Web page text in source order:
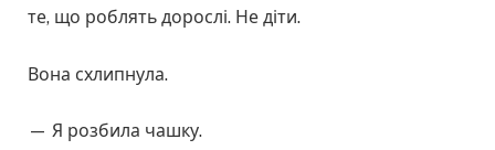
те, що роблять дорослі. Не діти.
Вона схлипнула.
— Я розбила чашку.